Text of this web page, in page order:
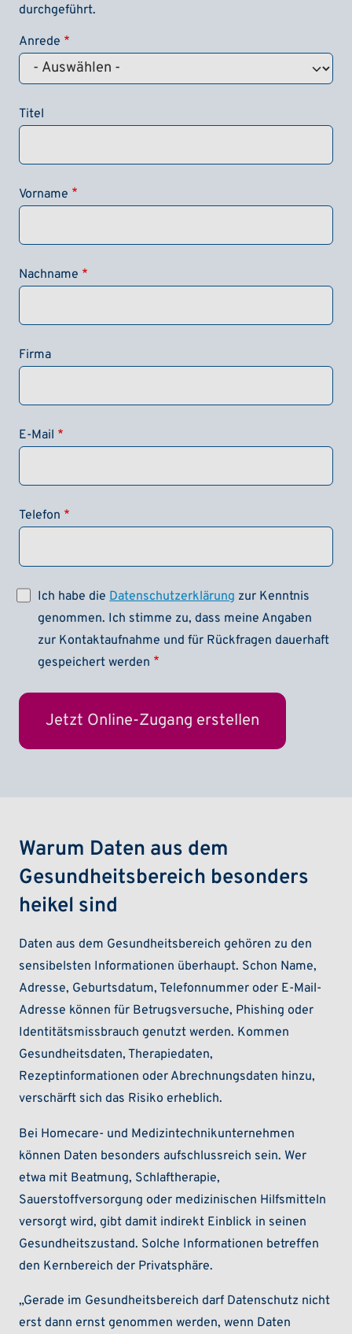
durchgeführt.
Anrede
Titel
Vorname
Nachname
Firma
E-Mail
Telefon
Ich habe die Datenschutzerklärung zur Kenntnis
genommen. Ich stimme zu, dass meine Angaben
zur Kontaktaufnahme und für Rückfragen dauerhaft
gespeichert werden
Warum Daten aus dem
Gesundheitsbereich besonders
heikel sind
Daten aus dem Gesundheitsbereich gehören zu den
sensibelsten Informationen überhaupt. Schon Name,
Adresse, Geburtsdatum, Telefonnummer oder E-Mail-
Adresse können für Betrugsversuche, Phishing oder
Identitätsmissbrauch genutzt werden. Kommen
Gesundheitsdaten, Therapiedaten,
Rezeptinformationen oder Abrechnungsdaten hinzu,
verschärft sich das Risiko erheblich.
Bei Homecare- und Medizintechnikunternehmen
können Daten besonders aufschlussreich sein. Wer
etwa mit Beatmung, Schlaftherapie,
Sauerstoffversorgung oder medizinischen Hilfsmitteln
versorgt wird, gibt damit indirekt Einblick in seinen
Gesundheitszustand. Solche Informationen betreffen
den Kernbereich der Privatsphäre.
„Gerade im Gesundheitsbereich darf Datenschutz nicht
erst dann ernst genommen werden, wenn Daten